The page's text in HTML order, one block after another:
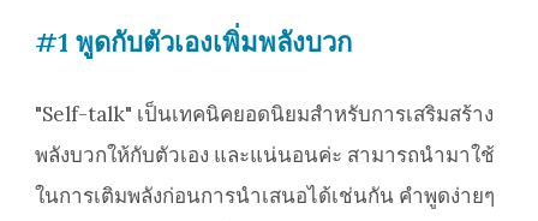
#1 พูดกับตัวเองเพิ่มพลังบวก
"Self-talk" เป็นเทคนิคยอดนิยมสำหรับการเสริมสร้าง
พลังบวกให้กับตัวเอง และแน่นอนค่ะ สามารถนำมาใช้
ในการเติมพลังก่อนการนำเสนอได้เช่นกัน คำพูดง่ายๆ